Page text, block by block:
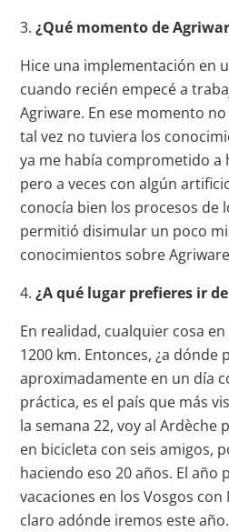
3.¿Qué momento de
Hice una implementación en
cuando recién empecé a
Agriware. En ese momento
tal vez no tuviera los
ya me había comprometido a
pero a veces con algún
conocía bien los procesos de
permitió disimular un poco
conocimientos sobre
4.¿A qué lugar prefieres ir
En realidad, cualquier cosa
1200 km. Entonces, ¿a dónde
aproximadamente en un día
práctica, es el país que más
la semana 22, voy al Ardèche
en bicicleta con seis amigos,
haciendo eso 20 años. El año
vacaciones en los Vosgos
claro adónde iremos este